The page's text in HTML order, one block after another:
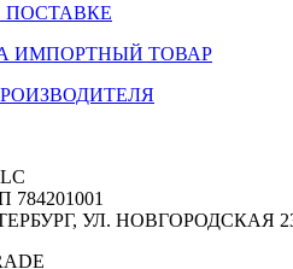
ПОСТАВКЕ
ИМПОРТНЫЙ ТОВАР
784201001
УЛ. НОВГОРОДСКАЯ